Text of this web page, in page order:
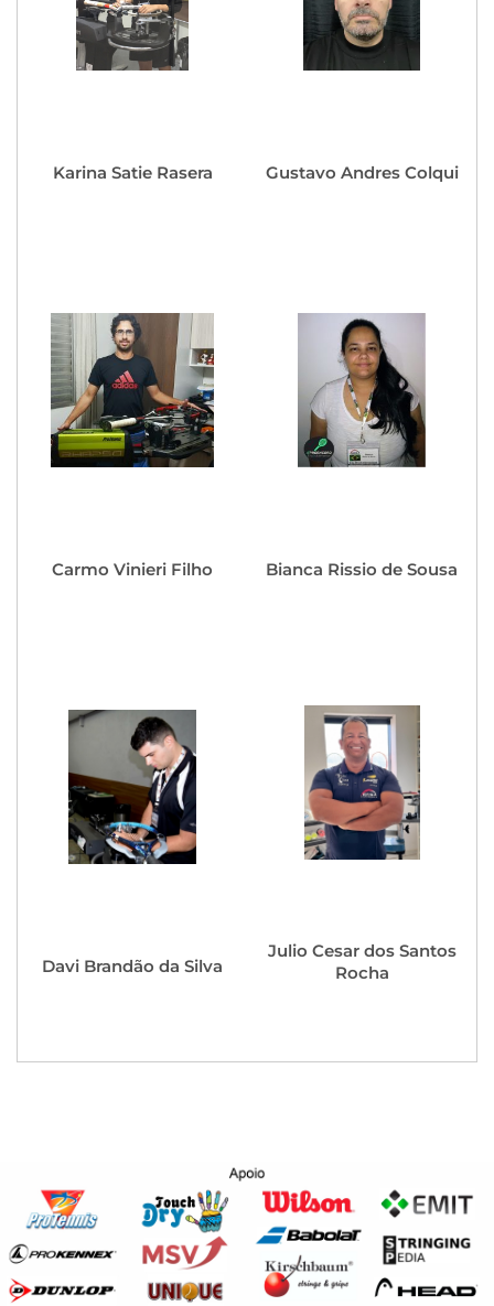
Karina Satie Rasera Gustavo Andres Colqui
Carmo Vinieri Filho Bianca Rissio de Sousa
Davi Brandão da Silva
Julio Cesar dos Santos
Rocha